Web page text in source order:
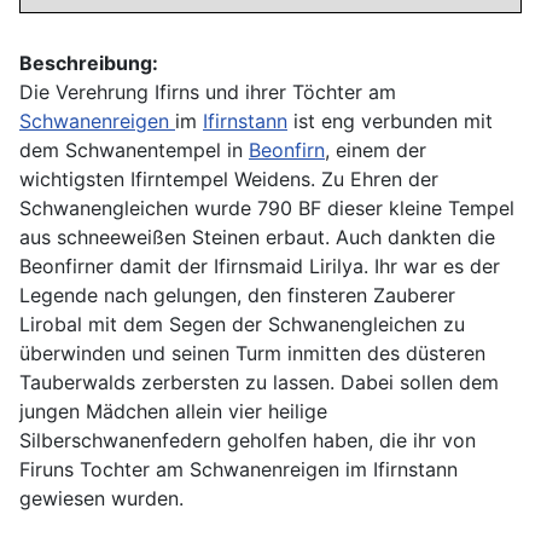
Beschreibung:
Die Verehrung Ifirns und ihrer Töchter am
Schwanenreigen im Ifirnstann ist eng verbunden mit
dem Schwanentempel in Beonfirn, einem der
wichtigsten Ifirntempel Weidens. Zu Ehren der
Schwanengleichen wurde 790 BF dieser kleine Tempel
aus schneeweißen Steinen erbaut. Auch dankten die
Beonfirner damit der Ifirnsmaid Lirilya. Ihr war es der
Legende nach gelungen, den finsteren Zauberer
Lirobal mit dem Segen der Schwanengleichen zu
überwinden und seinen Turm inmitten des düsteren
Tauberwalds zerbersten zu lassen. Dabei sollen dem
jungen Mädchen allein vier heilige
Silberschwanenfedern geholfen haben, die ihr von
Firuns Tochter am Schwanenreigen im Ifirnstann
gewiesen wurden.